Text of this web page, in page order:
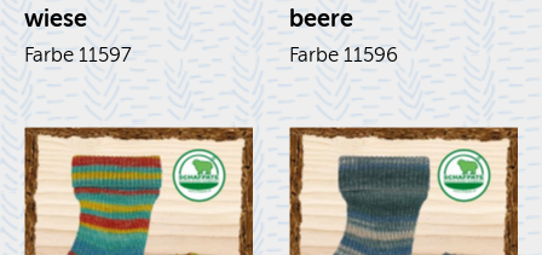
wie­se
Farbe 11597
bee­re
Farbe 11596